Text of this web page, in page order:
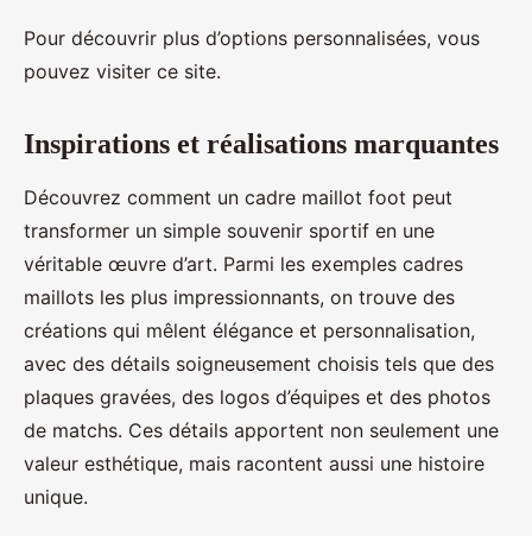
Pour découvrir plus d’options personnalisées, vous
pouvez visiter ce site.
Inspirations et réalisations marquantes
Découvrez comment un cadre maillot foot peut
transformer un simple souvenir sportif en une
véritable œuvre d’art. Parmi les exemples cadres
maillots les plus impressionnants, on trouve des
créations qui mêlent élégance et personnalisation,
avec des détails soigneusement choisis tels que des
plaques gravées, des logos d’équipes et des photos
de matchs. Ces détails apportent non seulement une
valeur esthétique, mais racontent aussi une histoire
unique.